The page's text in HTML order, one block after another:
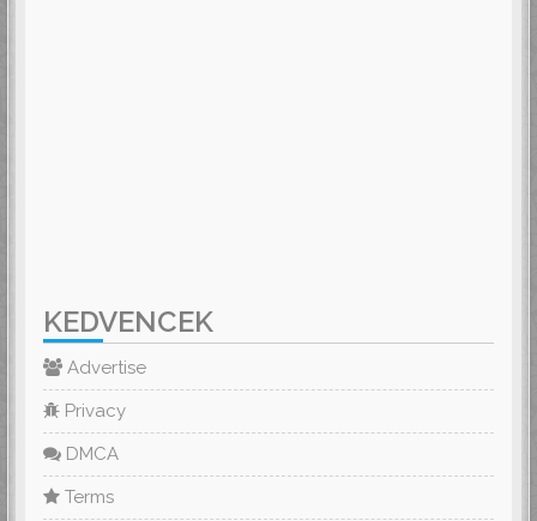
KEDVENCEK
Advertise
Privacy
DMCA
Terms